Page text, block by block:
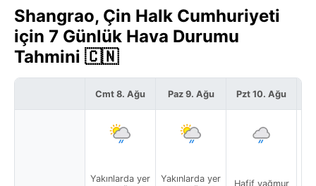
Shangrao, Çin Halk Cumhuriyeti
için 7 Günlük Hava Durumu
Tahmini 🇨🇳
Cmt 8. Ağu
Yakınlarda yer
Paz 9. Ağu
Yakınlarda yer
Pzt 10. Ağu
Hafif yağmur